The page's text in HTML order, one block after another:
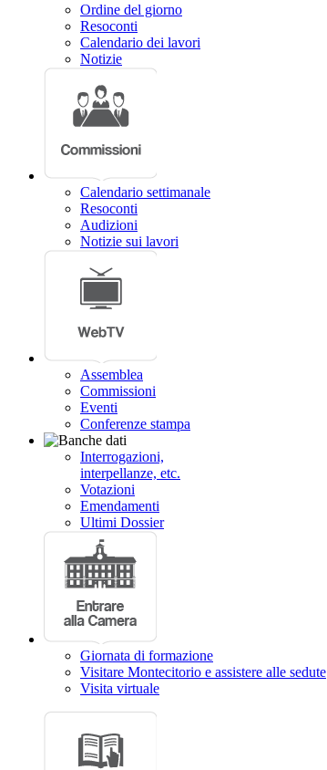
Ordine del giorno
Resoconti
Calendario dei lavori
Notizie
Calendario settimanale
Resoconti
Audizioni
Notizie sui lavori
Assemblea
Commissioni
Eventi
Conferenze stampa
Interrogazioni,
interpellanze, etc.
Votazioni
Emendamenti
Ultimi Dossier
Giornata di formazione
Visitare Montecitorio e assistere alle sedute
Visita virtuale